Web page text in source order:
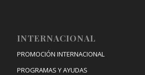
INTERNACIONAL
PROMOCIÓN INTERNACIONAL
PROGRAMAS Y AYUDAS